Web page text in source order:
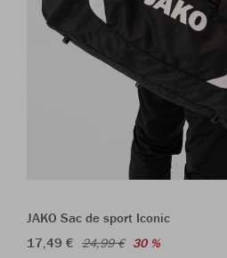
JAKO Sac de sport Iconic
17,49 € 24,99 € 30 %